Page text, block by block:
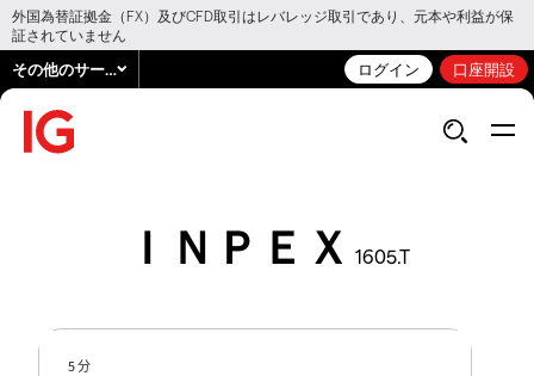
外国為替証拠金（FX）及びCFD取引はレバレッジ取引であり、元本や利益が保
証されていません
その他のサービス ログイン 口座開設
ＩＮＰＥＸ 1605.T
5 分